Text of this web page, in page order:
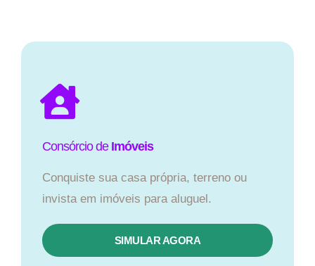
Consórcio de Imóveis
Conquiste sua casa própria, terreno ou
invista em imóveis para aluguel.
SIMULAR AGORA​